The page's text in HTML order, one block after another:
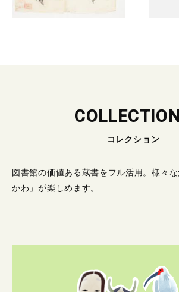
コレクション
図書館の価値ある蔵書をフル活用。様々
かわ」が楽しめます。